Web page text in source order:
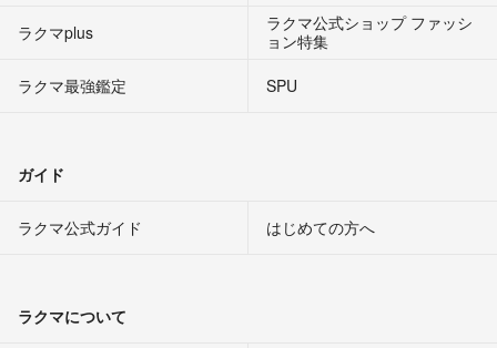
ラクマplus
ラクマ公式ショップ ファッシ
ョン特集
ラクマ最強鑑定
SPU
ガイド
ラクマ公式ガイド はじめての方へ
ラクマについて